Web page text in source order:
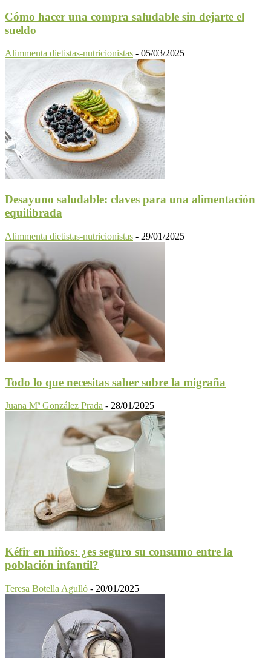
Cómo hacer una compra saludable sin dejarte el
sueldo
Alimmenta dietistas-nutricionistas - 05/03/2025
Desayuno saludable: claves para una alimentación
equilibrada
Alimmenta dietistas-nutricionistas - 29/01/2025
Todo lo que necesitas saber sobre la migraña
Juana Mª González Prada - 28/01/2025
Kéfir en niños: ¿es seguro su consumo entre la
población infantil?
Teresa Botella Agulló - 20/01/2025